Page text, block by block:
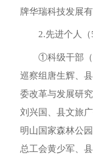
牌华瑞科技发展
2.先进个人（
①科级干部（
巡察组唐生辉、
委改革与发展研
刘兴国、县文旅
明山国家森林公
总工会黄少军、